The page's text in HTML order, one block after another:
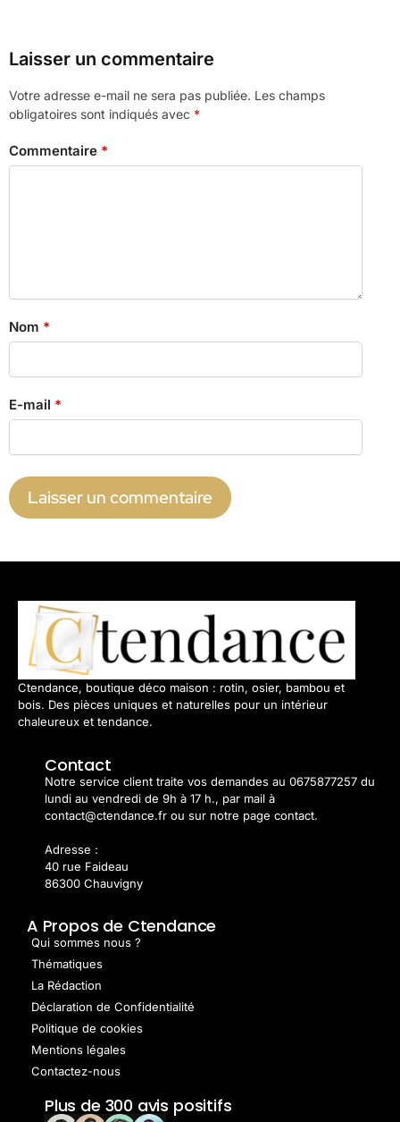
Laisser un commentaire
Votre adresse e-mail ne sera pas publiée. Les champs
obligatoires sont indiqués avec *
Commentaire *
Nom *
E-mail *
Ctendance, boutique déco maison : rotin, osier, bambou et
bois. Des pièces uniques et naturelles pour un intérieur
chaleureux et tendance.
Contact
Notre service client traite vos demandes au 0675877257 du
lundi au vendredi de 9h à 17 h., par mail à
contact@ctendance.fr ou sur notre page contact.
Adresse :
40 rue Faideau
86300 Chauvigny
A Propos de Ctendance
Qui sommes nous ?
Thématiques
La Rédaction
Déclaration de Confidentialité
Politique de cookies
Mentions légales
Contactez-nous
Plus de 300 avis positifs